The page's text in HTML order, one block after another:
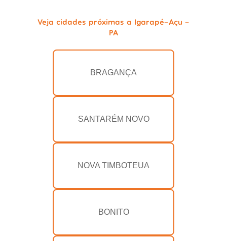
Veja cidades próximas a Igarapé-Açu -
PA
BRAGANÇA
SANTARÉM NOVO
NOVA TIMBOTEUA
BONITO